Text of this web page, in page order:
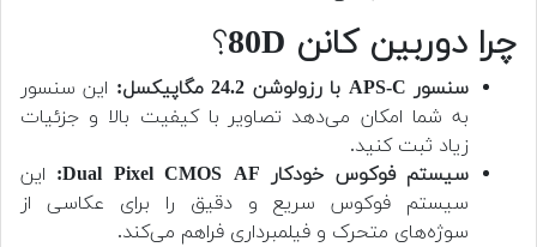
چرا دوربین کانن 80D ؟
سنسور APS-C با رزولوشن 24.2 مگاپیکسل:
این سنسور
به شما امکان می‌دهد تصاویر با کیفیت بالا و جزئیات
زیاد ثبت کنید.
سیستم فوکوس خودکار Dual Pixel CMOS AF:
این
سیستم فوکوس سریع و دقیق را برای عکاسی از
سوژه‌های متحرک و فیلمبرداری فراهم می‌کند.